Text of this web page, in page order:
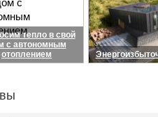
тепло в свой
с автономным
отоплением